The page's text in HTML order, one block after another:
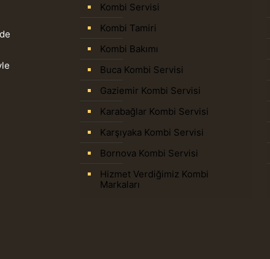
Kombi Servisi
Kombi Tamiri
Kombi Bakımı
Buca Kombi Servisi
Gaziemir Kombi Servisi
Karabağlar Kombi Servisi
Karşıyaka Kombi Servisi
Bornova Kombi Servisi
Hizmet Verdiğimiz Kombi
Markaları